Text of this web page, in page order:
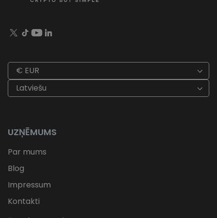
€ EUR
Latviešu
UZŅĒMUMS
Par mums
Blog
Impressum
Kontakti